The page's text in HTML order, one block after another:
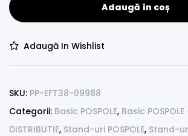
Adaugă în coș
Adaugă In Wishlist
SKU: PP-EFT38-09988
Categorii: Basic POSPOLE, Basic POSPOLE
DISTRIBUTIE, Stand-uri POSPOLE, Stand-uri